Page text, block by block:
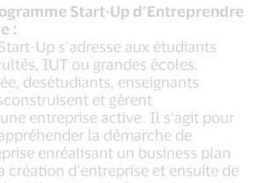
Start-Up d’Entreprendre
:
Up s’adresse aux étudiants
IUT ou grandes écoles.
desétudiants, enseignants
et gèrent
entreprise active. Il s’agit pour
la démarche de
enréalisant un business plan
création d’entreprise et ensuite de